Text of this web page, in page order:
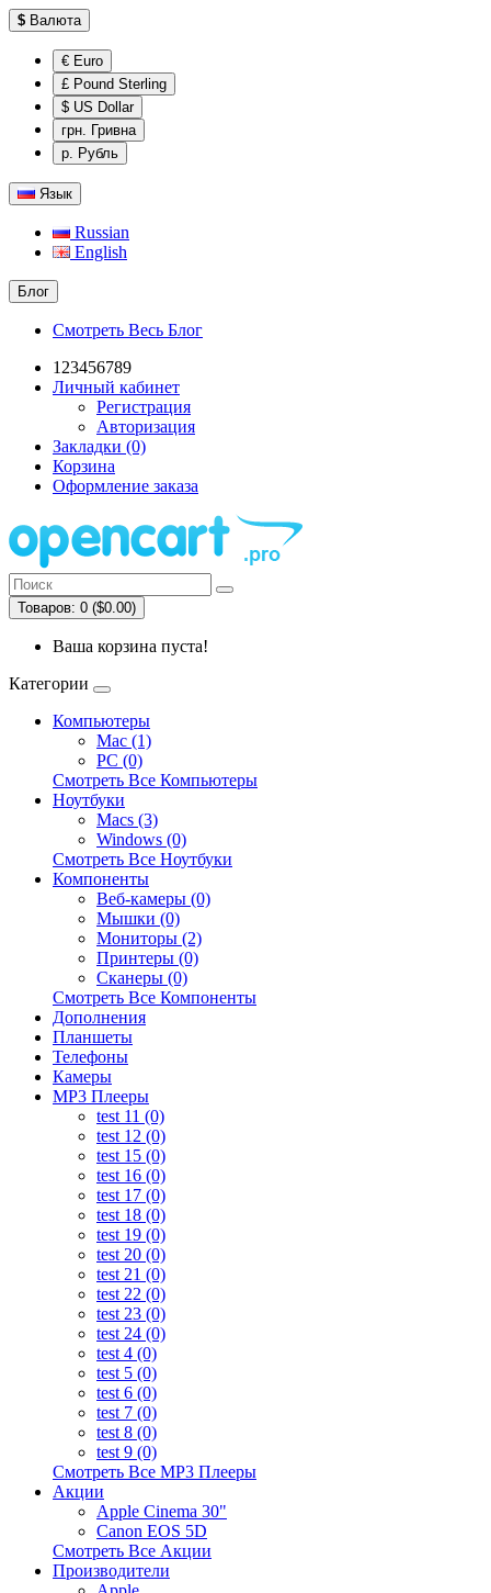
$ Валюта
€ Euro
£ Pound Sterling
$ US Dollar
грн. Гривна
р. Рубль
Язык
Russian
English
Блог
Смотреть Весь Блог
123456789
Личный кабинет
Регистрация
Авторизация
Закладки (0)
Корзина
Оформление заказа
Товаров: 0 ($0.00)
Ваша корзина пуста!
Категории
Компьютеры
Mac (1)
PC (0)
Смотреть Все Компьютеры
Ноутбуки
Macs (3)
Windows (0)
Смотреть Все Ноутбуки
Компоненты
Веб-камеры (0)
Мышки (0)
Мониторы (2)
Принтеры (0)
Сканеры (0)
Смотреть Все Компоненты
Дополнения
Планшеты
Телефоны
Камеры
MP3 Плееры
test 11 (0)
test 12 (0)
test 15 (0)
test 16 (0)
test 17 (0)
test 18 (0)
test 19 (0)
test 20 (0)
test 21 (0)
test 22 (0)
test 23 (0)
test 24 (0)
test 4 (0)
test 5 (0)
test 6 (0)
test 7 (0)
test 8 (0)
test 9 (0)
Смотреть Все MP3 Плееры
Акции
Apple Cinema 30"
Canon EOS 5D
Смотреть Все Акции
Производители